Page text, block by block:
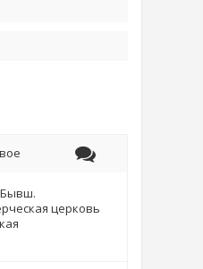
церковь